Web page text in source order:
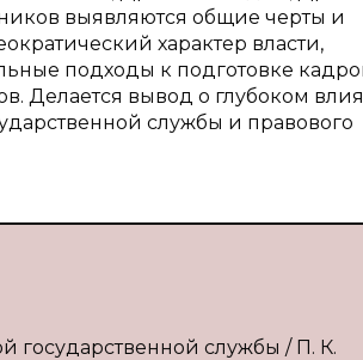
выявляются общие черты и
характер власти,
подходы к подготовке
Делается вывод о глубоком
службы и правового
службы / П. К.